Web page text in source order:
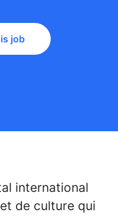
job
international
de culture qui